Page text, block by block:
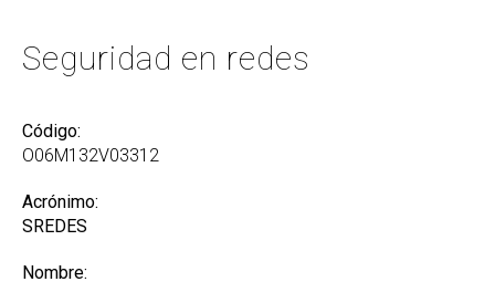
Seguridad en redes
Código:
O06M132V03312
Acrónimo:
SREDES
Nombre: